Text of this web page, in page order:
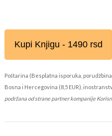
Kupi Knjigu - 1490 rsd
Poštarina (Besplatna isporuka,
Bosna i Hercegovina (8,5 EUR),
podržana od strane partner kompanije